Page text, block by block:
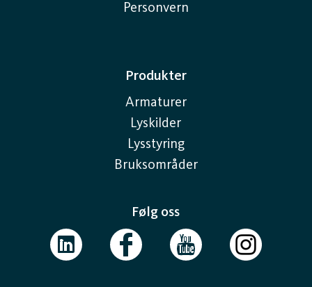
Personvern
Produkter
Armaturer
Lyskilder
Lysstyring
Bruksområder
Følg oss